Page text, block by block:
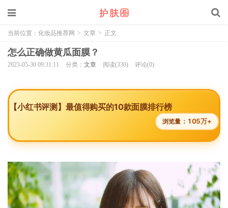
当前位置： 化妆品推荐网 > 文章 > 正文
怎么正确做黄瓜面膜？
2023-05-30 09:31:11 分类： 文章 阅读(330) 评论(0)
【小红书评测】最值得购买的10款面膜排行榜
浏览量： 105万+